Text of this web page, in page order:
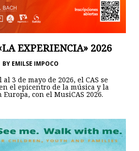
EXPERIENCIA» 2026
BY EMILSE IMPOCO
3 de mayo de 2026, el CAS se
el epicentro de la música y la
con el MusiCAS 2026.